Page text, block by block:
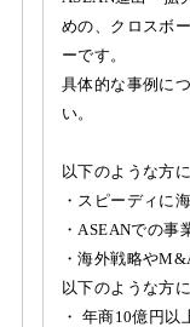
めの、クロスボ
ーです。
具体的な事例に
い。
以下のような方
・スピーディに
・ASEANでの事
・海外戦略や
以下のような方
・ 年商10億円以